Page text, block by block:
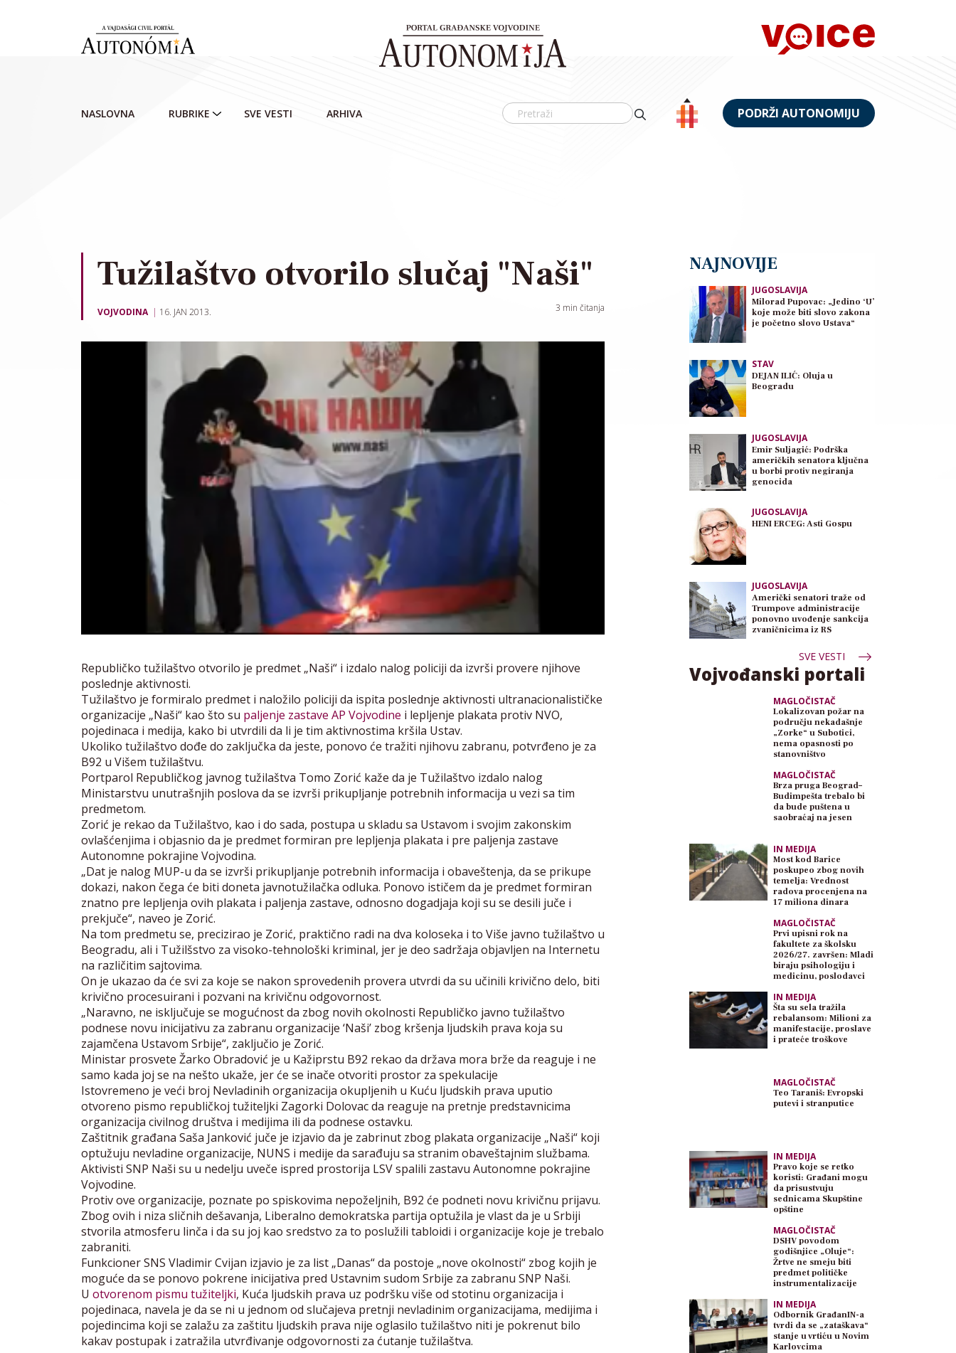
NASLOVNA RUBRIKE SVE VESTI ARHIVA PODRŽI AUTONOMIJU
Tužilaštvo otvorilo slučaj "Naši"
VOJVODINA 16. JAN 2013. 3 min čitanja
Republičko tužilaštvo otvorilo je predmet „Naši“ i izdalo nalog policiji da izvrši provere njihove
poslednje aktivnosti.
Tužilaštvo je formiralo predmet i naložilo policiji da ispita poslednje aktivnosti ultranacionalističke
organizacije „Naši“ kao što su paljenje zastave AP Vojvodine i lepljenje plakata protiv NVO,
pojedinaca i medija, kako bi utvrdili da li je tim aktivnostima kršila Ustav.
Ukoliko tužilaštvo dođe do zaključka da jeste, ponovo će tražiti njihovu zabranu, potvrđeno je za
B92 u Višem tužilaštvu.
Portparol Republičkog javnog tužilaštva Tomo Zorić kaže da je Tužilaštvo izdalo nalog
Ministarstvu unutrašnjih poslova da se izvrši prikupljanje potrebnih informacija u vezi sa tim
predmetom.
Zorić je rekao da Tužilaštvo, kao i do sada, postupa u skladu sa Ustavom i svojim zakonskim
ovlašćenjima i objasnio da je predmet formiran pre lepljenja plakata i pre paljenja zastave
Autonomne pokrajine Vojvodina.
„Dat je nalog MUP-u da se izvrši prikupljanje potrebnih informacija i obaveštenja, da se prikupe
dokazi, nakon čega će biti doneta javnotužilačka odluka. Ponovo ističem da je predmet formiran
znatno pre lepljenja ovih plakata i paljenja zastave, odnosno dogadjaja koji su se desili juče i
prekjuče“, naveo je Zorić.
Na tom predmetu se, precizirao je Zorić, praktično radi na dva koloseka i to Više javno tužilaštvo u
Beogradu, ali i Tužilšstvo za visoko-tehnološki kriminal, jer je deo sadržaja objavljen na Internetu
na različitim sajtovima.
On je ukazao da će svi za koje se nakon sprovedenih provera utvrdi da su učinili krivično delo, biti
krivično procesuirani i pozvani na krivičnu odgovornost.
„Naravno, ne isključuje se mogućnost da zbog novih okolnosti Republičko javno tužilaštvo
podnese novu inicijativu za zabranu organizacije ‘Naši’ zbog kršenja ljudskih prava koja su
zajamčena Ustavom Srbije“, zaključio je Zorić.
Ministar prosvete Žarko Obradović je u Kažiprstu B92 rekao da država mora brže da reaguje i ne
samo kada joj se na nešto ukaže, jer će se inače otvoriti prostor za spekulacije
Istovremeno je veći broj Nevladinih organizacija okupljenih u Kuću ljudskih prava uputio
otvoreno pismo republičkoj tužiteljki Zagorki Dolovac da reaguje na pretnje predstavnicima
organizacija civilnog društva i medijima ili da podnese ostavku.
Zaštitnik građana Saša Janković juče je izjavio da je zabrinut zbog plakata organizacije „Naši“ koji
optužuju nevladine organizacije, NUNS i medije da sarađuju sa stranim obaveštajnim službama.
Aktivisti SNP Naši su u nedelju uveče ispred prostorija LSV spalili zastavu Autonomne pokrajine
Vojvodine.
Protiv ove organizacije, poznate po spiskovima nepoželjnih, B92 će podneti novu krivičnu prijavu.
Zbog ovih i niza sličnih dešavanja, Liberalno demokratska partija optužila je vlast da je u Srbiji
stvorila atmosferu linča i da su joj kao sredstvo za to poslužili tabloidi i organizacije koje je trebalo
zabraniti.
Funkcioner SNS Vladimir Cvijan izjavio je za list „Danas“ da postoje „nove okolnosti“ zbog kojih je
moguće da se ponovo pokrene inicijativa pred Ustavnim sudom Srbije za zabranu SNP Naši.
U otvorenom pismu tužiteljki, Kuća ljudskih prava uz podršku više od stotinu organizacija i
pojedinaca, navela je da se ni u jednom od slučajeva pretnji nevladinim organizacijama, medijima i
pojedincima koji se zalažu za zaštitu ljudskih prava nije oglasilo tužilaštvo niti je pokrenut bilo
kakav postupak i zatražila utvrđivanje odgovornosti za ćutanje tužilaštva.
NAJNOVIJE
JUGOSLAVIJA
Milorad Pupovac: „Jedino ‘U’
koje može biti slovo zakona
je početno slovo Ustava“
STAV
DEJAN ILIĆ: Oluja u
Beogradu
JUGOSLAVIJA
Emir Suljagić: Podrška
američkih senatora ključna
u borbi protiv negiranja
genocida
JUGOSLAVIJA
HENI ERCEG: Asti Gospu
JUGOSLAVIJA
Američki senatori traže od
Trumpove administracije
ponovno uvođenje sankcija
zvaničnicima iz RS
SVE VESTI
Vojvođanski portali
MAGLOČISTAČ
Lokalizovan požar na
području nekadašnje
„Zorke“ u Subotici,
nema opasnosti po
stanovništvo
MAGLOČISTAČ
Brza pruga Beograd–
Budimpešta trebalo bi
da bude puštena u
saobraćaj na jesen
IN MEDIJA
Most kod Barice
poskupeo zbog novih
temelja: Vrednost
radova procenjena na
17 miliona dinara
MAGLOČISTAČ
Prvi upisni rok na
fakultete za školsku
2026/27. završen: Mladi
biraju psihologiju i
medicinu, poslodavci
IN MEDIJA
Šta su sela tražila
rebalansom: Milioni za
manifestacije, proslave
i prateće troškove
MAGLOČISTAČ
Teo Taraniš: Evropski
putevi i stranputice
IN MEDIJA
Pravo koje se retko
koristi: Građani mogu
da prisustvuju
sednicama Skupštine
opštine
MAGLOČISTAČ
DSHV povodom
godišnjice „Oluje“:
Žrtve ne smeju biti
predmet političke
instrumentalizacije
IN MEDIJA
Odbornik GrađanIN-a
tvrdi da se „zataškava“
stanje u vrtiću u Novim
Karlovcima